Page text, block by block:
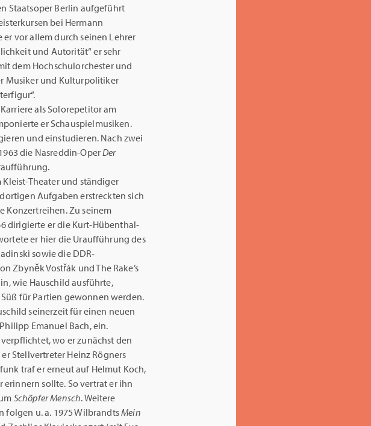
Staatsoper Berlin aufgeführt
bei Hermann
er vor allem durch seinen Lehrer
und Autorität“ er sehr
dem Hochschulorchester und
Musiker und Kulturpolitiker
als Solorepetitor am
er Schauspielmusiken.
und einstudieren. Nach zwei
die Nasreddin-OperDer
Kleist-Theater und ständiger
Aufgaben erstreckten sich
Konzertreihen. Zu seinem
dirigierte er die Kurt-Hübenthal-
er hier die Uraufführung des
sowie die DDR-
Zbyněk Vostřák und The Rake’s
wie Hauschild ausführte,
für Partien gewonnen werden.
seinerzeit für einen neuen
Emanuel Bach, ein.
wo er zunächst den
Stellvertreter Heinz Rögners
traf er erneut auf Helmut Koch,
erinnern sollte. So vertrat er ihn
Schöpfer Mensch. Weitere
folgen u. a. 1975 WilbrandtsMein